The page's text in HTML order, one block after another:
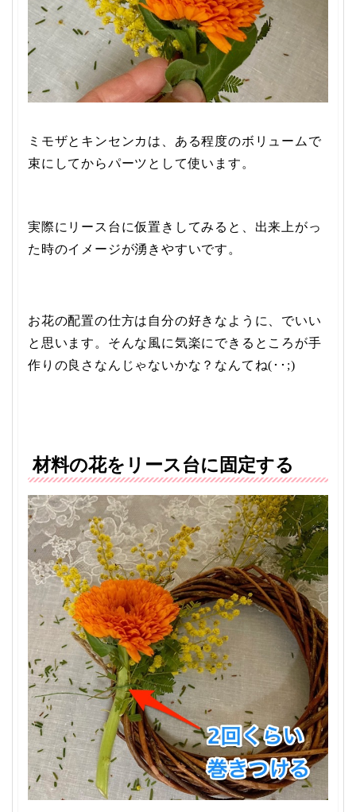
ミモザとキンセンカは、ある程度のボリュームで
束にしてからパーツとして使います。
実際にリース台に仮置きしてみると、出来上がっ
た時のイメージが湧きやすいです。
お花の配置の仕方は自分の好きなように、でいい
と思います。そんな風に気楽にできるところが手
作りの良さなんじゃないかな？なんてね(･･;)
材料の花をリース台に固定する